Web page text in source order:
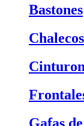
Bastones